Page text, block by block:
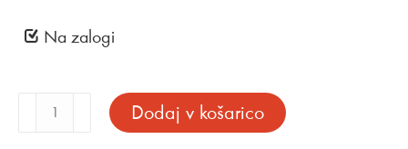
Na zalogi
glinen
Dodaj v košarico